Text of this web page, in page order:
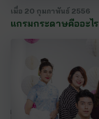
เมื่อ 20 กุมภาพันธ์ 2556
แกรมกระดาษคืออะไร